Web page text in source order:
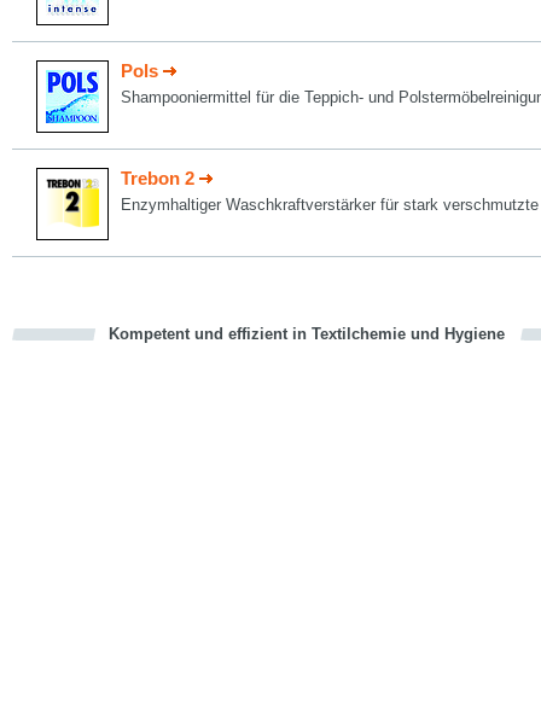
Pols
Shampooniermittel für die Teppich- und
Trebon 2
Enzymhaltiger Waschkraftverstärker für stark
Kompetent und effizient in Textilchemie und Hygiene